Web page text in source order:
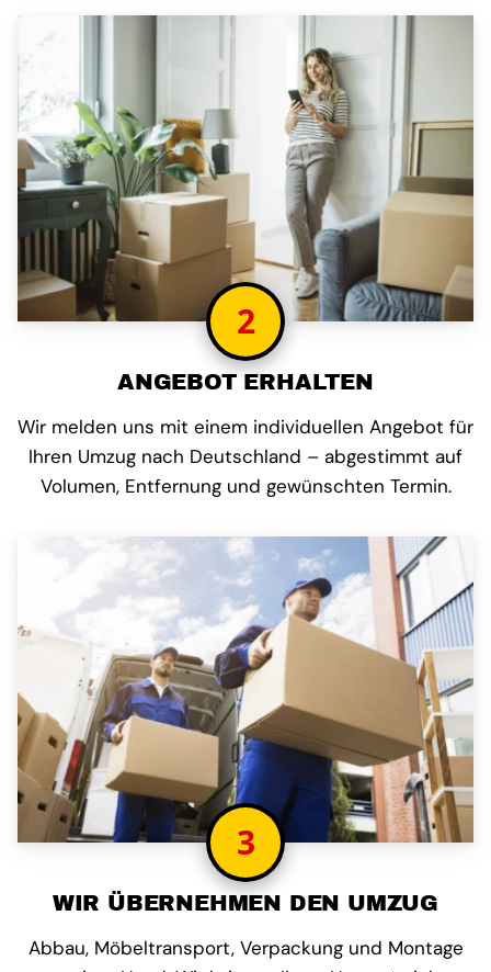
2
ANGEBOT ERHALTEN
Wir melden uns mit einem individuellen Angebot für
Ihren Umzug nach Deutschland – abgestimmt auf
Volumen, Entfernung und gewünschten Termin.
3
WIR ÜBERNEHMEN DEN UMZUG
Abbau, Möbeltransport, Verpackung und Montage